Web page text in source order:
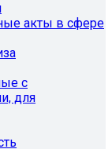
акты в сфере
с
для